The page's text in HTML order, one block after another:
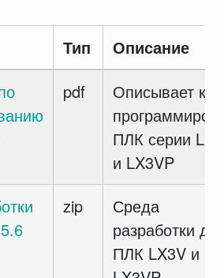
Тип
Описание
pdf
Описывает как
ПЛК серии
и LX3VP
zip
Среда
разработки
ПЛК LX3V и